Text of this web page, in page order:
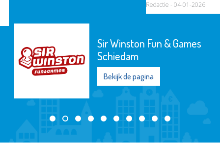
Redactie - 04-01-2026
Sir Winston Fun & Games
Schiedam
Bekijk de pagina